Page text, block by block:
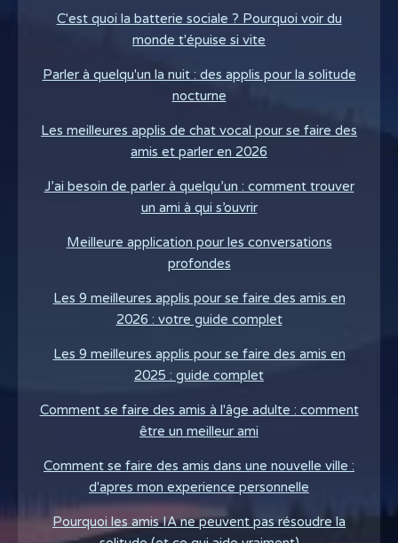
C'est quoi la batterie sociale ? Pourquoi voir du
monde t'épuise si vite
Parler à quelqu'un la nuit : des applis pour la solitude
nocturne
Les meilleures applis de chat vocal pour se faire des
amis et parler en 2026
J’ai besoin de parler à quelqu’un : comment trouver
un ami à qui s’ouvrir
Meilleure application pour les conversations
profondes
Les 9 meilleures applis pour se faire des amis en
2026 : votre guide complet
Les 9 meilleures applis pour se faire des amis en
2025 : guide complet
Comment se faire des amis à l'âge adulte : comment
être un meilleur ami
Comment se faire des amis dans une nouvelle ville :
d'apres mon experience personnelle
Pourquoi les amis IA ne peuvent pas résoudre la